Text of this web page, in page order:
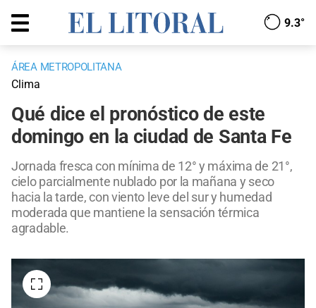
9.3°
ÁREA METROPOLITANA
Clima
Qué dice el pronóstico de este
domingo en la ciudad de Santa Fe
Jornada fresca con mínima de 12° y máxima de 21°,
cielo parcialmente nublado por la mañana y seco
hacia la tarde, con viento leve del sur y humedad
moderada que mantiene la sensación térmica
agradable.